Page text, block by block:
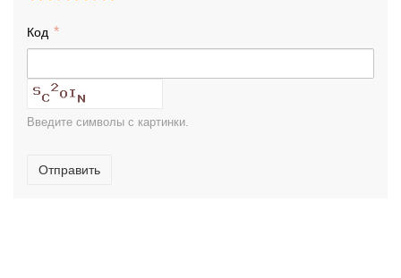
Код
Введите символы с картинки.
Отправить